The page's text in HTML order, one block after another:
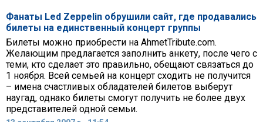
Фанаты Led Zeppelin обрушили сайт, где продавались
билеты на единственный концерт группы
Билеты можно приобрести на AhmetTribute.com.
Желающим предлагается заполнить анкету, после чего с
теми, кто сделает это правильно, обещают связаться до
1 ноября. Всей семьей на концерт сходить не получится
– имена счастливых обладателей билетов выберут
наугад, однако билеты смогут получить не более двух
представителей одной семьи.